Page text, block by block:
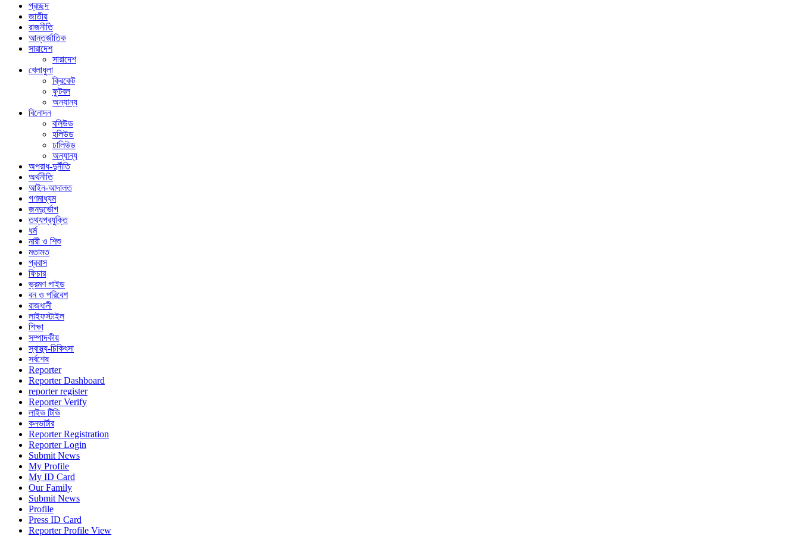
প্রচ্ছদ
জাতীয়
রাজনীতি
আন্তর্জাতিক
সারাদেশ
সারাদেশ
খেলাধুলা
ক্রিকেট
ফুটবল
অন্যান্য
বিনোদন
বলিউড
হলিউড
ঢালিউড
অন্যান্য
অপরাধ-দুর্নীতি
অর্থনীতি
আইন-আদালত
গণমাধ্যম
জনদুর্ভোগ
তথ্যপ্রযুক্তি
ধর্ম
নারী ও শিশু
মতামত
প্রবাস
ফিচার
ভ্রমণ গাইড
বন ও পরিবেশ
রাজধানী
লাইফস্টাইল
শিক্ষা
সম্পাদকীয়
স্বাস্থ্য-চিকিৎসা
সর্বশেষ
Reporter
Reporter Dashboard
reporter register
Reporter Verify
লাইভ টিভি
কনভার্টার
Reporter Registration
Reporter Login
Submit News
My Profile
My ID Card
Our Family
Submit News
Profile
Press ID Card
Reporter Profile View